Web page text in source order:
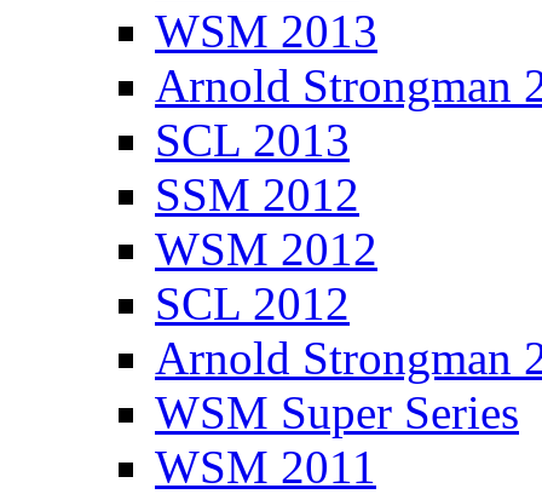
WSM 2013
Arnold Strongman
SCL 2013
SSM 2012
WSM 2012
SCL 2012
Arnold Strongman
WSM Super Series
WSM 2011